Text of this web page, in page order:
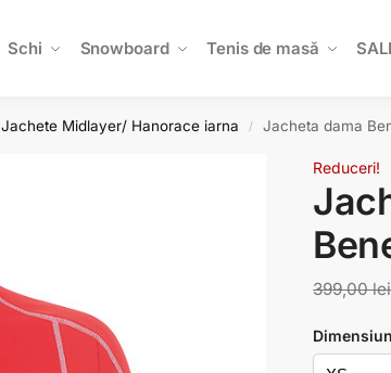
Schi Snowboard Tenis de masă
Jachete Midlayer/ Hanorace iarna / Jacheta dama
Reduceri!
399,00lei